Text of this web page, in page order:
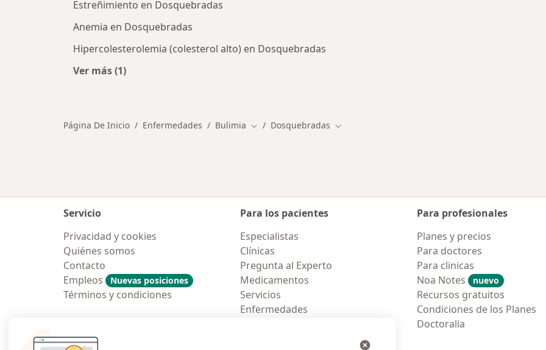
Estreñimiento en Dosquebradas
Anemia en Dosquebradas
Hipercolesterolemia (colesterol alto) en Dosquebradas
Ver más (1)
Página De Inicio Enfermedades Bulimia Cambiar de ciudad
Dosquebradas Cambiar de ciudad
Servicio
Privacidad y cookies
Quiénes somos
Contacto
Empleos
Nuevas posiciones
Términos y condiciones
Para los pacientes
Especialistas
Clínicas
Pregunta al Experto
Medicamentos
Servicios
Enfermedades
Para profesionales
Planes y precios
Para doctores
Para clinicas
Noa Notes
nuevo
Recursos gratuitos
Condiciones de los Planes
Doctoralia